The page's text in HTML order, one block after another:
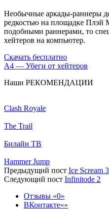
Необычные аркады-раннеры
редкостью на площадке Плэй
подобными раннерами, то
хейтеров на компьютер.
Скачать бесплатно
А4 — Убеги от хейтеров
Наши РЕКОМЕНДАЦИИ
Clash Royale
The Trail
Билайн ТВ
Hammer Jump
Предыдущий пост Ice Scream 3
Следующий пост Infinitode 2
Отзывы
0
ВКонтакте